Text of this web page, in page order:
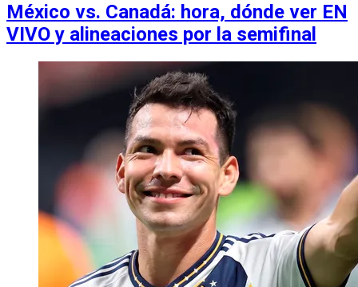
México vs. Canadá: hora, dónde ver EN
VIVO y alineaciones por la semifinal